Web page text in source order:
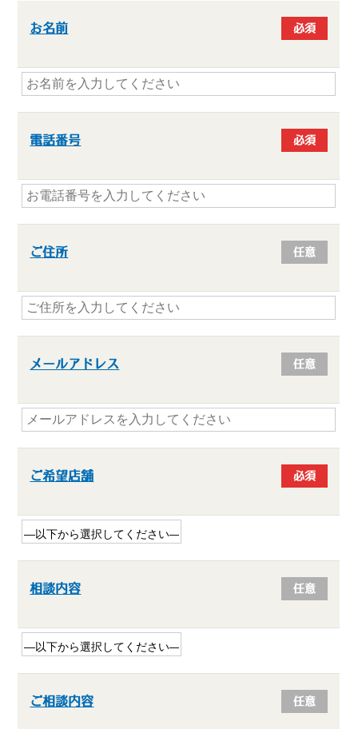
お名前 必須
電話番号 必須
ご住所 任意
メールアドレス 任意
ご希望店舗 必須
相談内容 任意
ご相談内容 任意